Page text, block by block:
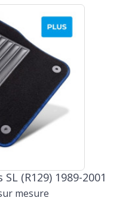
(R129) 1989-2001
mesure